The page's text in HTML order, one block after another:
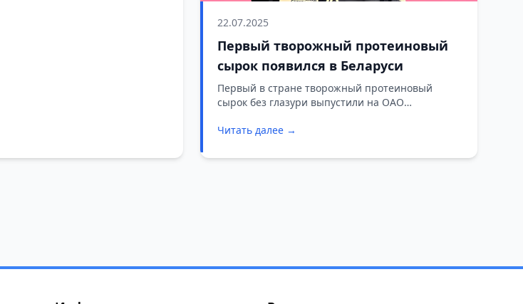
22.07.2025
Первый творожный протеиновый
сырок появился в Беларуси
Первый в стране творожный протеиновый
сырок без глазури выпустили на ОАО
Читать далее →